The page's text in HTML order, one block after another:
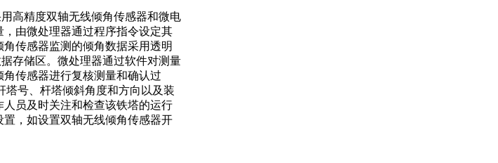
高精度双轴无线倾角传感器和微电
由微处理器通过程序指令设定其
传感器监测的倾角数据采用透明
存储区。微处理器通过软件对测量
传感器进行复核测量和确认过
塔号、杆塔倾斜角度和方向以及装
员及时关注和检查该铁塔的运行
，如设置双轴无线倾角传感器开